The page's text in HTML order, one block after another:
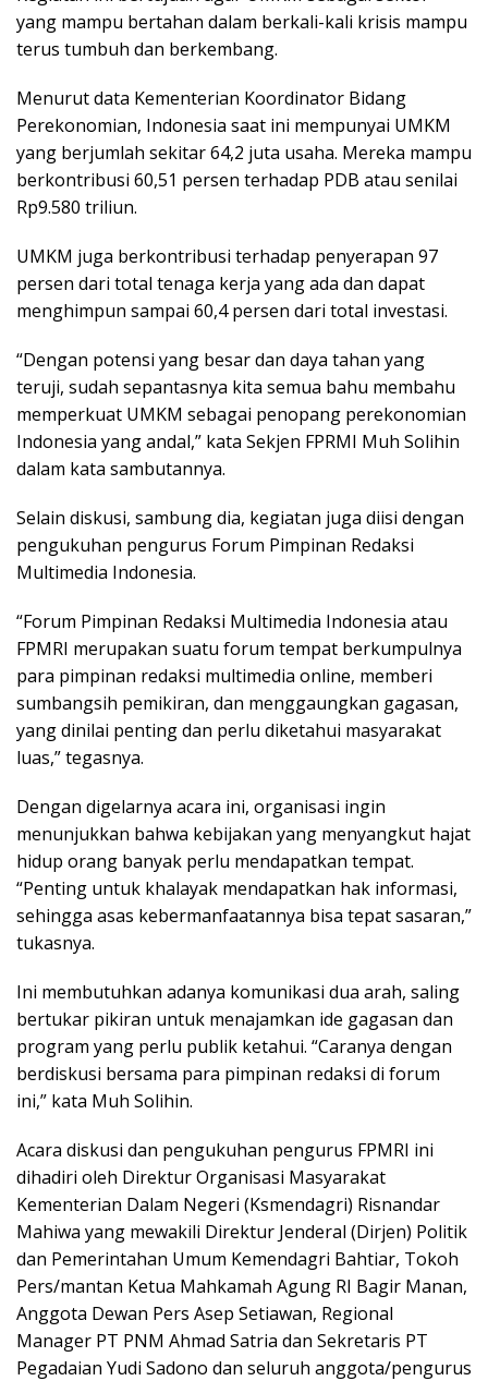
yang mampu bertahan dalam berkali-kali krisis mampu
terus tumbuh dan berkembang.
Menurut data Kementerian Koordinator Bidang
Perekonomian, Indonesia saat ini mempunyai UMKM
yang berjumlah sekitar 64,2 juta usaha. Mereka mampu
berkontribusi 60,51 persen terhadap PDB atau senilai
Rp9.580 triliun.
UMKM juga berkontribusi terhadap penyerapan 97
persen dari total tenaga kerja yang ada dan dapat
menghimpun sampai 60,4 persen dari total investasi.
“Dengan potensi yang besar dan daya tahan yang
teruji, sudah sepantasnya kita semua bahu membahu
memperkuat UMKM sebagai penopang perekonomian
Indonesia yang andal,” kata Sekjen FPRMI Muh Solihin
dalam kata sambutannya.
Selain diskusi, sambung dia, kegiatan juga diisi dengan
pengukuhan pengurus Forum Pimpinan Redaksi
Multimedia Indonesia.
“Forum Pimpinan Redaksi Multimedia Indonesia atau
FPMRI merupakan suatu forum tempat berkumpulnya
para pimpinan redaksi multimedia online, memberi
sumbangsih pemikiran, dan menggaungkan gagasan,
yang dinilai penting dan perlu diketahui masyarakat
luas,” tegasnya.
Dengan digelarnya acara ini, organisasi ingin
menunjukkan bahwa kebijakan yang menyangkut hajat
hidup orang banyak perlu mendapatkan tempat.
“Penting untuk khalayak mendapatkan hak informasi,
sehingga asas kebermanfaatannya bisa tepat sasaran,”
tukasnya.
Ini membutuhkan adanya komunikasi dua arah, saling
bertukar pikiran untuk menajamkan ide gagasan dan
program yang perlu publik ketahui. “Caranya dengan
berdiskusi bersama para pimpinan redaksi di forum
ini,” kata Muh Solihin.
Acara diskusi dan pengukuhan pengurus FPMRI ini
dihadiri oleh Direktur Organisasi Masyarakat
Kementerian Dalam Negeri (Ksmendagri) Risnandar
Mahiwa yang mewakili Direktur Jenderal (Dirjen) Politik
dan Pemerintahan Umum Kemendagri Bahtiar, Tokoh
Pers/mantan Ketua Mahkamah Agung RI Bagir Manan,
Anggota Dewan Pers Asep Setiawan, Regional
Manager PT PNM Ahmad Satria dan Sekretaris PT
Pegadaian Yudi Sadono dan seluruh anggota/pengurus